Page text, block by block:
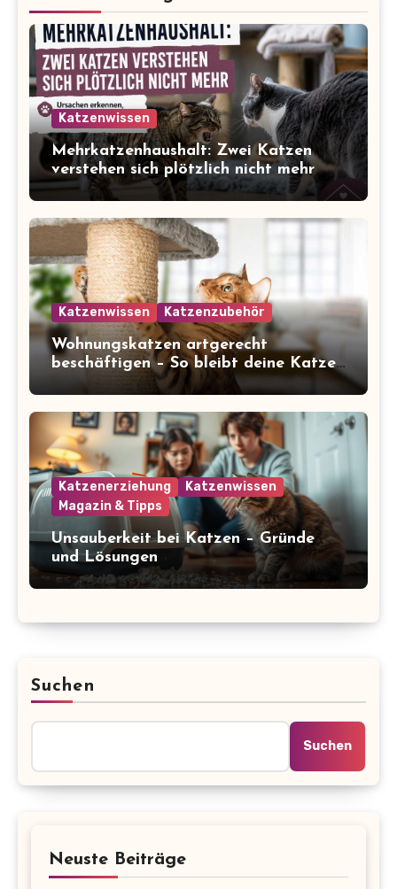
Katzenwissen
Mehrkatzenhaushalt: Zwei Katzen
verstehen sich plötzlich nicht mehr
Katzenwissen Katzenzubehör
Wohnungskatzen artgerecht
beschäftigen – So bleibt deine Katze
glücklich und gesund
Katzenerziehung
Katzenwissen
Magazin & Tipps
Unsauberkeit bei Katzen – Gründe
und Lösungen
Suchen
Suchen
Neuste Beiträge